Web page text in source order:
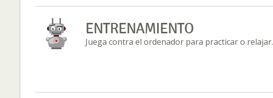
ENTRENAMIENTO
Juega contra el ordenador para practicar o relajar.